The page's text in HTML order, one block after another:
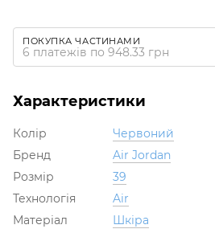
ПОКУПКА ЧАСТИНАМИ
6 платежів по 948.33 грн
Характеристики
Колір
Червоний
Бренд
Air Jordan
Розмір
39
Технологія
Air
Матеріал
Шкіра